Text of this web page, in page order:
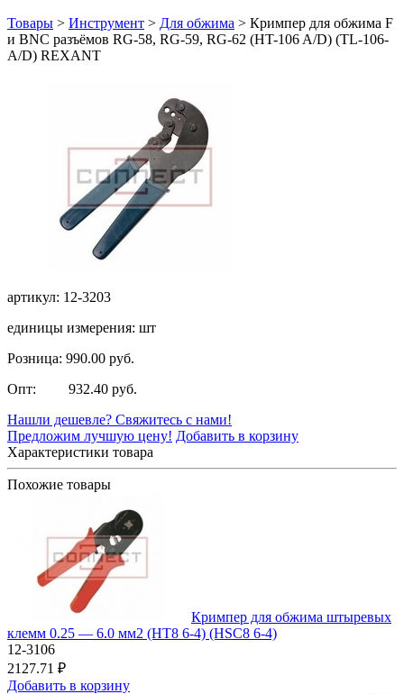
Товары > Инструмент > Для обжима > Кримпер для обжима F
и BNC разъёмов RG-58, RG-59, RG-62 (HT-106 A/D) (TL-106-
А/D) REXANT
артикул: 12-3203
единицы измерения: шт
Розница: 990.00 руб.
Опт: 932.40 руб.
Нашли дешевле? Свяжитесь с нами!
Предложим лучшую цену! Добавить в корзину
Характеристики товара
Похожие товары
Кримпер для обжима штыревых
клемм 0.25 — 6.0 мм2 (HT8 6-4) (HSC8 6-4)
12-3106
2127.71 ₽
Добавить в корзину